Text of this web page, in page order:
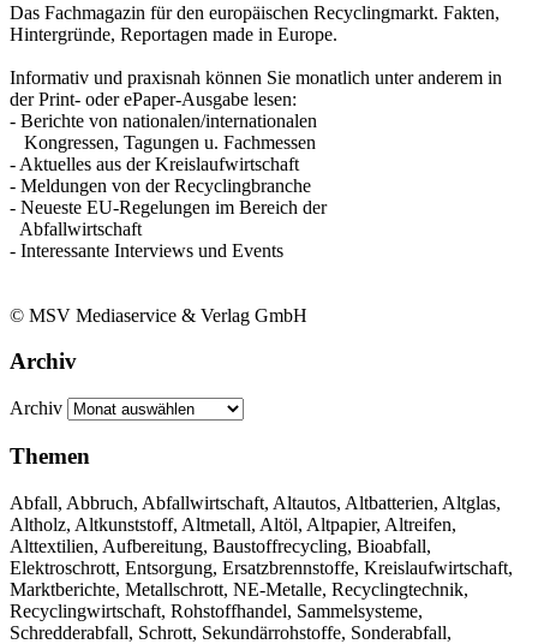
Das Fachmagazin für den europäischen Recyclingmarkt. Fakten,
Hintergründe, Reportagen made in Europe.
Informativ und praxisnah können Sie monatlich unter anderem in
der Print- oder ePaper-Ausgabe lesen:
- Berichte von nationalen/internationalen
Kongressen, Tagungen u. Fachmessen
- Aktuelles aus der Kreislaufwirtschaft
- Meldungen von der Recyclingbranche
- Neueste EU-Regelungen im Bereich der
Abfallwirtschaft
- Interessante Interviews und Events
© MSV Mediaservice & Verlag GmbH
Archiv
Archiv
Themen
Abfall, Abbruch, Abfallwirtschaft, Altautos, Altbatterien, Altglas,
Altholz, Altkunststoff, Altmetall, Altöl, Altpapier, Altreifen,
Alttextilien, Aufbereitung, Baustoffrecycling, Bioabfall,
Elektroschrott, Entsorgung, Ersatzbrennstoffe, Kreislaufwirtschaft,
Marktberichte, Metallschrott, NE-Metalle, Recyclingtechnik,
Recyclingwirtschaft, Rohstoffhandel, Sammelsysteme,
Schredderabfall, Schrott, Sekundärrohstoffe, Sonderabfall,